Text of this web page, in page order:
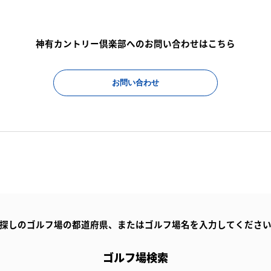
神有カントリー倶楽部へのお問い合わせはこちら
お問い合わせ
しのゴルフ場の都道府県、 またはゴルフ場名を入力してくださ
ゴルフ場検索